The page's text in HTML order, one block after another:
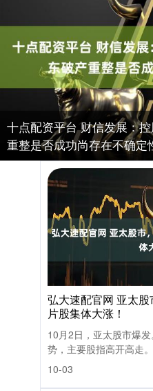
十点配资平台 财信发展：
重整是否成功尚存在不确定
弘大速配官网 亚太
片股集体大涨！
10月2日，亚太股市爆
势，主要股指高开高走
10-03